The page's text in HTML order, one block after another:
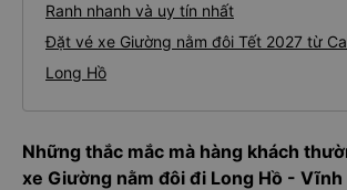
Ranh nhanh và uy tín nhất
Đặt vé xe Giường nằm đôi Tết 2027 từ
Long Hồ
Những thắc mắc mà hàng khách
xe Giường nằm đôi đi Long Hồ - Vĩnh